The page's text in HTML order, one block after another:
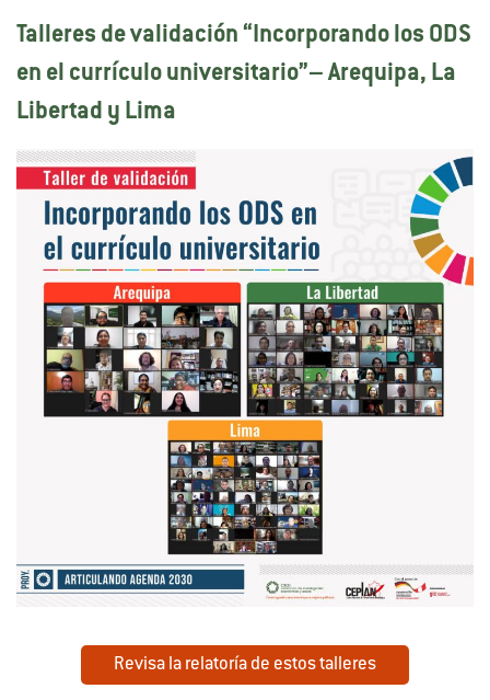
Talleres de validación “Incorporando los ODS
en el currículo universitario”– Arequipa, La
Libertad y Lima
Revisa la relatoría de estos talleres